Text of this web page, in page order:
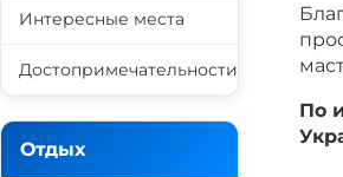
По
Интересные места
Достопримечательности
Отдых